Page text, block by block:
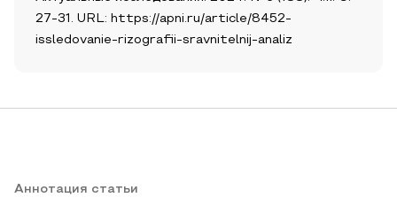
27-31. URL: https://apni.ru/article/8452-
issledovanie-rizografii-sravnitelnij-analiz
Аннотация статьи